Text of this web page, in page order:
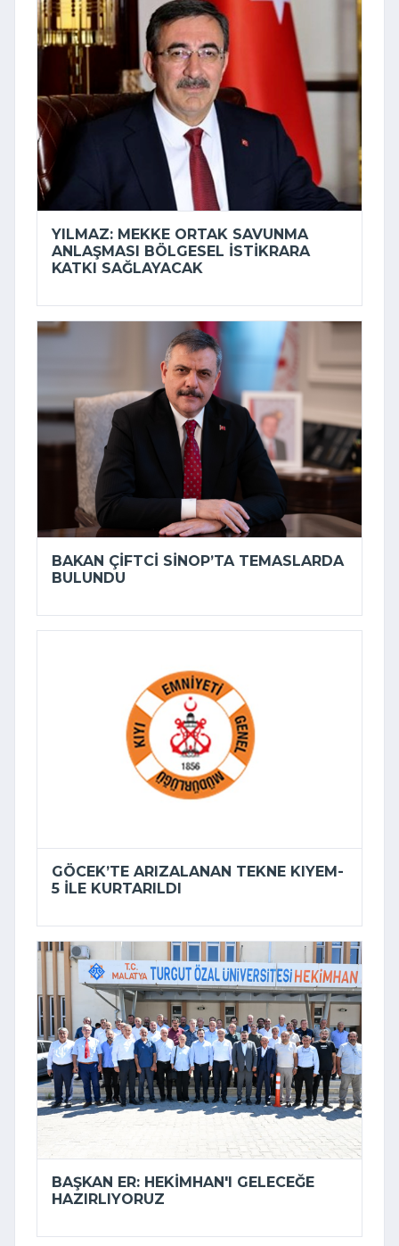
YILMAZ: MEKKE ORTAK SAVUNMA
ANLAŞMASI BÖLGESEL ISTIKRARA
KATKI SAĞLAYACAK
BAKAN ÇIFTCI SINOP’TA TEMASLARDA
BULUNDU
GÖCEK’TE ARIZALANAN TEKNE KIYEM-
5 ILE KURTARILDI
BAŞKAN ER: HEKIMHAN'I GELECEĞE
HAZIRLIYORUZ